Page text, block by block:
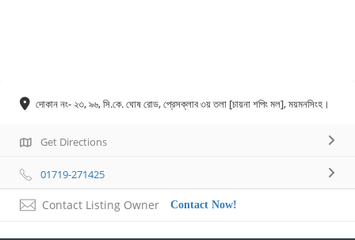
দোকান নং- ২৩, ৯৬, সি.কে. ঘোষ রোড, প্রেসক্লাব ৩য় তলা [চায়না শপিং মল], ময়মনসিংহ।
Get Directions
01719-271425
Contact Listing Owner Contact Now!